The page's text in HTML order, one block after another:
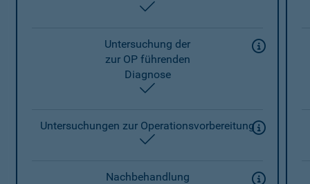
Untersuchung der
zur OP führenden
Diagnose
Untersuchungen zur Operationsvorbereitung
Nachbehandlung